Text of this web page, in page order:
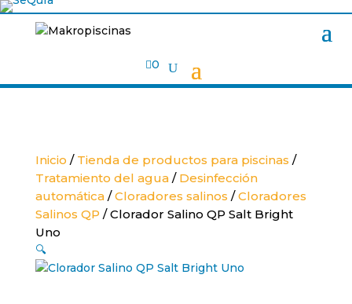
0
Inicio / Tienda de productos para piscinas /
Tratamiento del agua/ Desinfección
automática/Cloradores salinos /Cloradores
Salinos QP / Clorador Salino QP Salt Bright
Uno
🔍